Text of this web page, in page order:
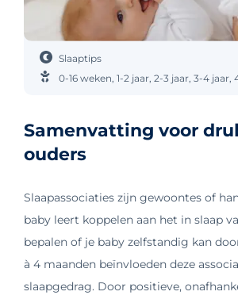
Slaaptips
0-16 weken 1-2 jaar 2-3 jaar 3-4 jaar
Samenvatting voor
ouders
Slaapassociaties zijn gewoontes of
baby leert koppelen aan het in slaap
bepalen of je baby zelfstandig kan
à 4 maanden beïnvloeden deze
slaapgedrag. Door positieve,